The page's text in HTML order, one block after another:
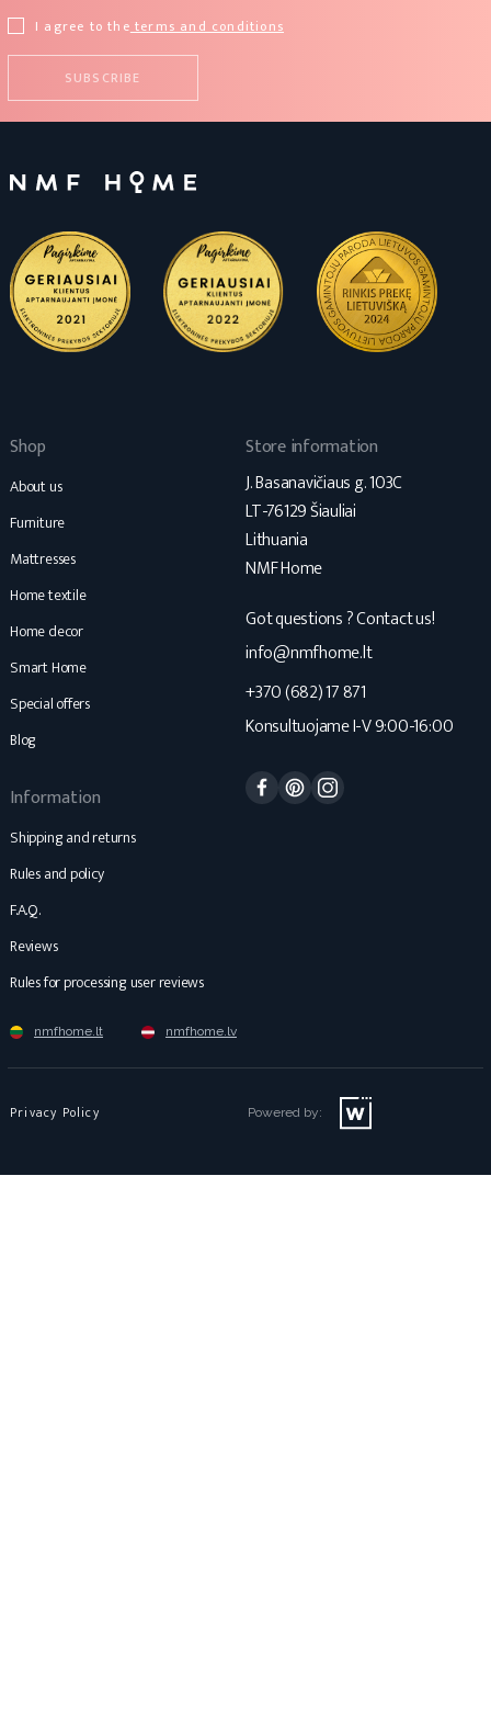
I agree to the terms and conditions
Shop
About us
Furniture
Mattresses
Home textile
Home decor
Smart Home
Special offers
Blog
Information
Shipping and returns
Rules and policy
F.A.Q.
Reviews
Rules for processing user reviews
Store information
J. Basanavičiaus g. 103C
LT-76129 Šiauliai
Lithuania
NMF Home
Got questions ? Contact us!
info@nmfhome.lt
+370 (682) 17 871
Konsultuojame I-V 9:00-16:00
Facebook
Pinterest
nmfhome.lt nmfhome.lv
Privacy Policy Powered by: